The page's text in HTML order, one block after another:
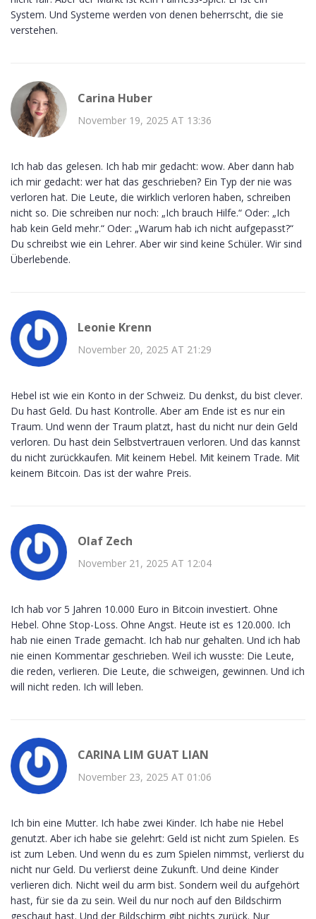
System. Und Systeme werden von denen beherrscht, die sie
verstehen.
Carina Huber
November 19, 2025 AT 13:36
Ich hab das gelesen. Ich hab mir gedacht: wow. Aber dann hab
ich mir gedacht: wer hat das geschrieben? Ein Typ der nie was
verloren hat. Die Leute, die wirklich verloren haben, schreiben
nicht so. Die schreiben nur noch: „Ich brauch Hilfe.“ Oder: „Ich
hab kein Geld mehr.“ Oder: „Warum hab ich nicht aufgepasst?“
Du schreibst wie ein Lehrer. Aber wir sind keine Schüler. Wir sind
Überlebende.
Leonie Krenn
November 20, 2025 AT 21:29
Hebel ist wie ein Konto in der Schweiz. Du denkst, du bist clever.
Du hast Geld. Du hast Kontrolle. Aber am Ende ist es nur ein
Traum. Und wenn der Traum platzt, hast du nicht nur dein Geld
verloren. Du hast dein Selbstvertrauen verloren. Und das kannst
du nicht zurückkaufen. Mit keinem Hebel. Mit keinem Trade. Mit
keinem Bitcoin. Das ist der wahre Preis.
Olaf Zech
November 21, 2025 AT 12:04
Ich hab vor 5 Jahren 10.000 Euro in Bitcoin investiert. Ohne
Hebel. Ohne Stop-Loss. Ohne Angst. Heute ist es 120.000. Ich
hab nie einen Trade gemacht. Ich hab nur gehalten. Und ich hab
nie einen Kommentar geschrieben. Weil ich wusste: Die Leute,
die reden, verlieren. Die Leute, die schweigen, gewinnen. Und ich
will nicht reden. Ich will leben.
CARINA LIM GUAT LIAN
November 23, 2025 AT 01:06
Ich bin eine Mutter. Ich habe zwei Kinder. Ich habe nie Hebel
genutzt. Aber ich habe sie gelehrt: Geld ist nicht zum Spielen. Es
ist zum Leben. Und wenn du es zum Spielen nimmst, verlierst du
nicht nur Geld. Du verlierst deine Zukunft. Und deine Kinder
verlieren dich. Nicht weil du arm bist. Sondern weil du aufgehört
hast, für sie da zu sein. Weil du nur noch auf den Bildschirm
geschaut hast. Und der Bildschirm gibt nichts zurück. Nur